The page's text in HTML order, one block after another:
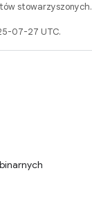
stowarzyszonych.
07-27 UTC.